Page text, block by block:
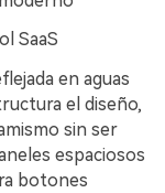
SaaS
en aguas
el diseño,
sin ser
espaciosos
botones